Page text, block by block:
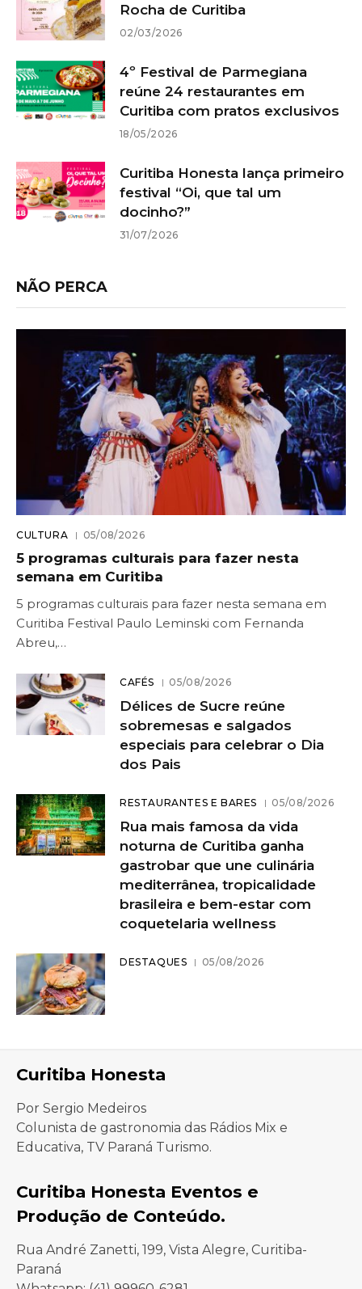
Rocha de Curitiba
02/03/2026
4º Festival de Parmegiana
reúne 24 restaurantes em
Curitiba com pratos exclusivos
18/05/2026
Curitiba Honesta lança primeiro
festival “Oi, que tal um
docinho?”
31/07/2026
NÃO PERCA
CULTURA 05/08/2026
5 programas culturais para fazer nesta
semana em Curitiba
5 programas culturais para fazer nesta semana em
Curitiba Festival Paulo Leminski com Fernanda
Abreu,…
CAFÉS 05/08/2026
Délices de Sucre reúne
sobremesas e salgados
especiais para celebrar o Dia
dos Pais
RESTAURANTES E BARES 05/08/2026
Rua mais famosa da vida
noturna de Curitiba ganha
gastrobar que une culinária
mediterrânea, tropicalidade
brasileira e bem-estar com
coquetelaria wellness
DESTAQUES 05/08/2026
Curitiba Honesta
Por Sergio Medeiros
Colunista de gastronomia das Rádios Mix e
Educativa, TV Paraná Turismo.
Curitiba Honesta Eventos e
Produção de Conteúdo.
Rua André Zanetti, 199, Vista Alegre, Curitiba-
Paraná